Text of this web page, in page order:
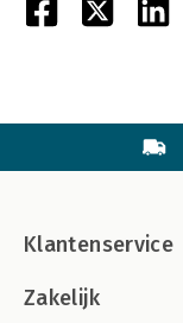
Klantenservice
Zakelijk